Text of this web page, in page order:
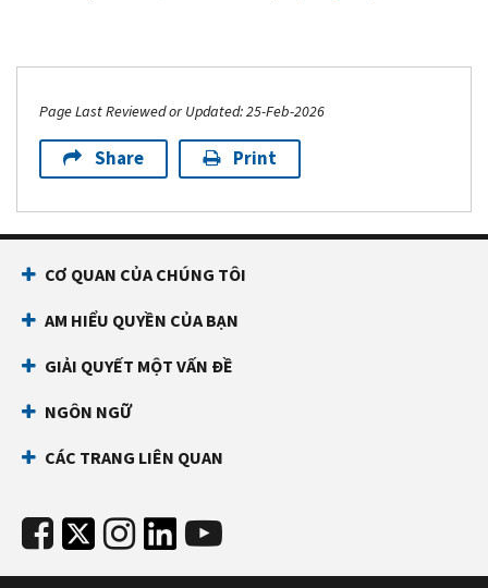
Page Last Reviewed or Updated: 25-Feb-2026
Share Print
CƠ QUAN CỦA CHÚNG TÔI
AM HIỂU QUYỀN CỦA BẠN
GIẢI QUYẾT MỘT VẤN ĐỀ
NGÔN NGỮ
CÁC TRANG LIÊN QUAN